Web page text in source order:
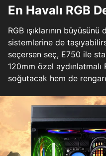
En Havalı RGB
RGB ışıklarının
sistemlerine de
seçersen seç, E750 ile
120mm özel aydınlatmalı
soğutacak hem de